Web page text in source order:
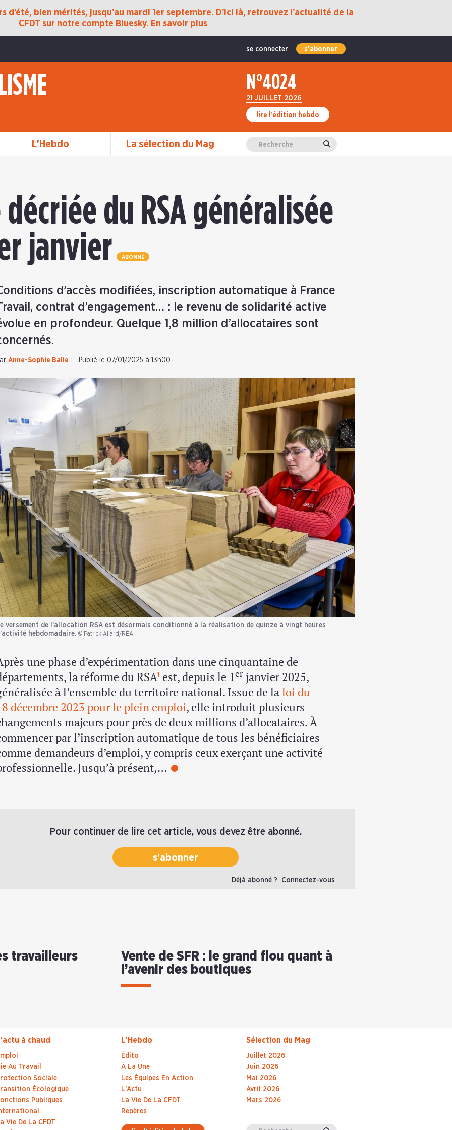
d’été, bien mérités, jusqu’au mardi 1er septembre. D’ici là, retrouvez l’actualité de la
CFDT sur notre compte Bluesky. En savoir plus
se connecter s'abonner
N°4024
21 JUILLET 2026
lire l’édition hebdo
L'Hebdo La sélection du Mag Valider
du RSA généralisée
janvier
ABONNÉ
d’accès modifiées, inscription automatique à France
contrat d’engagement… : le revenu de solidarité active
en profondeur. Quelque 1,8 million d’allocataires sont
Anne-Sophie Balle — Publié le 07/01/2025 à 13h00
versement de l’allocation RSA est désormais conditionné à la réalisation de quinze à vingt heures
hebdomadaire. © Patrick Allard/RÉA
une phase d’expérimentation dans une cinquantaine de
la réforme du RSA1 est, depuis le 1er janvier 2025,
à l’ensemble du territoire national. Issue de laloi du
décembre 2023 pour le plein emploi, elle introduit plusieurs
majeurs pour près de deux millions d’allocataires. À
par l’inscription automatique de tous les bénéficiaires
demandeurs d’emploi, y compris ceux exerçant une activité
Jusqu’à présent,…
Pour continuer de lire cet article, vous devez être abonné.
s'abonner
Déjà abonné ? Connectez-vous
travailleurs
Vente de SFR : le grand flou quant à
l’avenir des boutiques
à chaud
Au Travail
Sociale
Écologique
Publiques
Vie De La CFDT
L'Hebdo
Édito
À La Une
Les Équipes En Action
L'Actu
La Vie De La CFDT
Repères
Sélection du Mag
Juillet 2026
Juin 2026
Mai 2026
Avril 2026
Mars 2026